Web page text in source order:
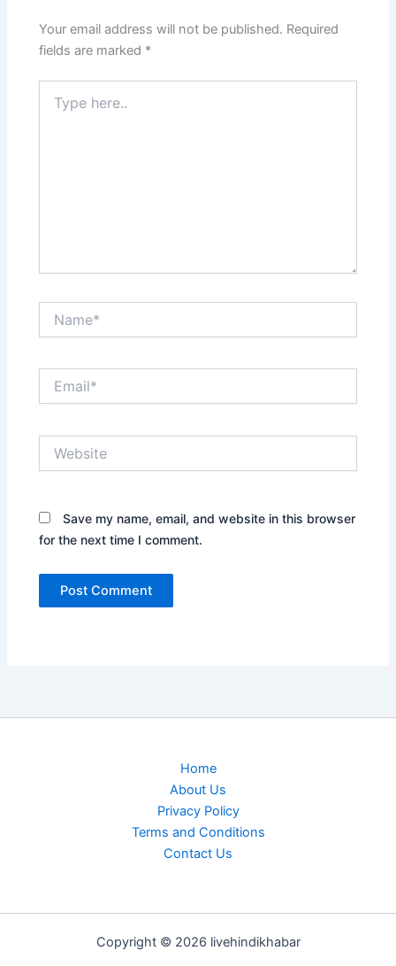
Your email address will not be published. Required
fields are marked *
here..
Save my name, email, and website in this browser
for the next time I comment.
Home
About Us
Privacy Policy
Terms and Conditions
Contact Us
Copyright © 2026 livehindikhabar